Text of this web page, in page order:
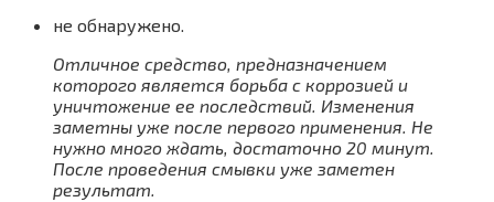
не обнаружено.
Отличное средство, предназначением
которого является борьба с коррозией и
уничтожение ее последствий. Изменения
заметны уже после первого применения. Не
нужно много ждать, достаточно 20 минут.
После проведения смывки уже заметен
результат.